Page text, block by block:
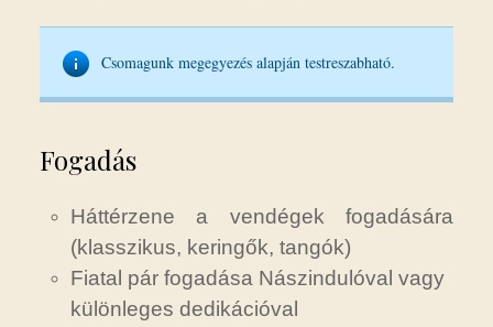
Csomagunk megegyezés alapján testreszabható.
Fogadás
Háttérzene a vendégek fogadására
(klasszikus, keringők, tangók)
Fiatal pár fogadása Nászindulóval vagy
különleges dedikációval